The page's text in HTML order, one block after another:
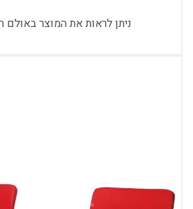
ניתן לראות את המוצר באולם